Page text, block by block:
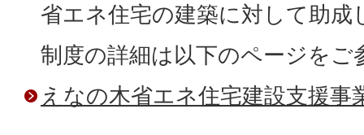
省エネ住宅の建築に対して助成
制度の詳細は以下のページをご
えなの木省エネ住宅建設支援事